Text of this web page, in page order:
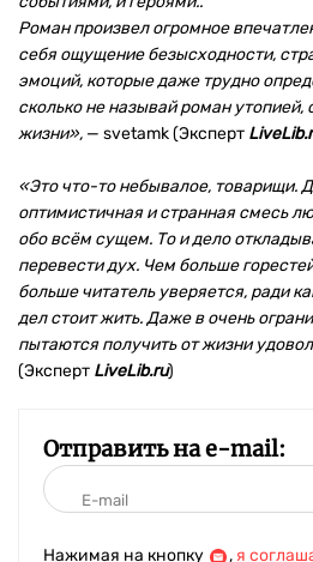
Роман произвел огромное
себя ощущение безысходности,
эмоций, которые даже трудно
сколько не называй роман утопией,
жизни», — svetamk (Эксперт
«Это что-то небывалое, товарищи.
оптимистичная и странная смесь
обо всём сущем. То и дело
перевести дух. Чем больше
больше читатель уверяется, ради
дел стоит жить. Даже в очень
пытаются получить от жизни
(Эксперт LiveLib.ru)
Отправить на e-mail:
Нажимая на кнопку , я